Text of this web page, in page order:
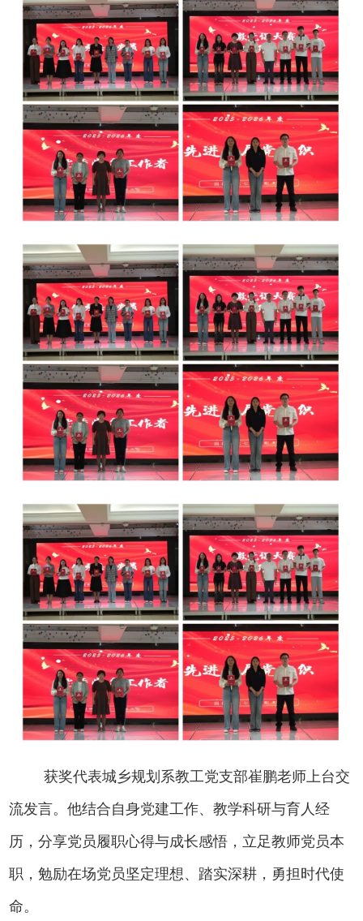
获奖代表城乡规划系教工党支部崔鹏老师上台交
流发言。他结合自身党建工作、教学科研与育人经
历，分享党员履职心得与成长感悟，立足教师党员本
职，勉励在场党员坚定理想、踏实深耕，勇担时代使
命。